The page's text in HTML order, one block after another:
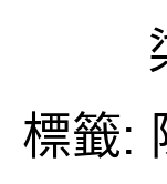
標籤: